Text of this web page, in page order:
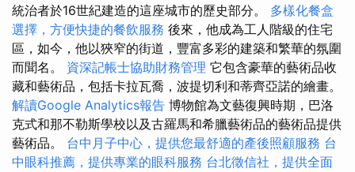
統治者於16世紀建造的這座城市的歷史部分。 多樣化餐盒
選擇，方便快捷的餐飲服務 後來，他成為工人階級的住宅
區，如今，他以狹窄的街道，豐富多彩的建築和繁華的氛圍
而聞名。 資深記帳士協助財務管理 它包含豪華的藝術品收
藏和藝術品，包括卡拉瓦喬，波提切利和蒂齊亞諾的繪畫。
解讀Google Analytics報告 博物館為文藝復興時期，巴洛
克式和那不勒斯學校以及古羅馬和希臘藝術品的藝術品提供
藝術品。 台中月子中心，提供您最舒適的產後照顧服務 台
中眼科推薦，提供專業的眼科服務 台北徵信社，提供全面